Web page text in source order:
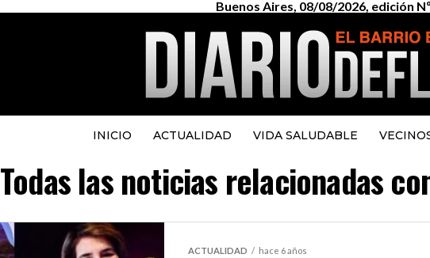
Buenos Aires, 08/08/2026, edición
INICIO ACTUALIDAD VIDA SALUDABLE
Todas las noticias relacionadas
ACTUALIDAD hace 6 años